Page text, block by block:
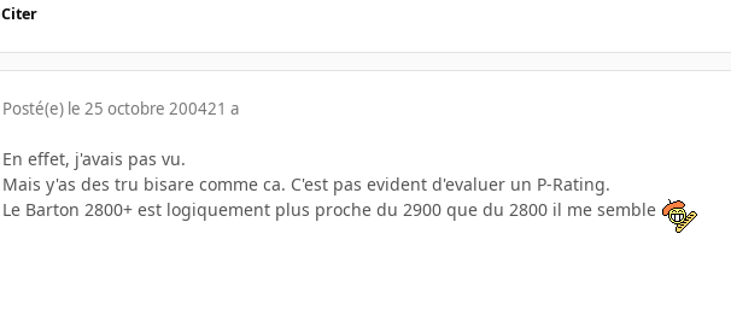
Citer
Posté(e) le 25 octobre 200421 a
En effet, j'avais pas vu.
Mais y'as des tru bisare comme ca. C'est pas evident d'evaluer un P-Rating.
Le Barton 2800+ est logiquement plus proche du 2900 que du 2800 il me semble